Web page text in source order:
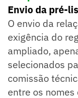
Envio da pré-
O envio da
exigência do
ampliado,
selecionados
comissão
entre os